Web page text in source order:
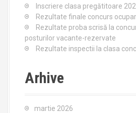
Inscriere clasa pregătitoare
Rezultate finale concurs
Rezultate proba scrisă la
posturilor vacante-rezervate
Rezultate inspectii la clasa
Arhive
martie 2026